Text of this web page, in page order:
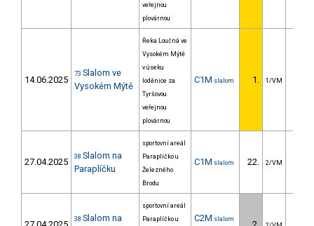
veřejnou
plovárnou
14.06.2025
73 Slalom ve
Vysokém Mýtě
Řeka Loučná ve
Vysokém Mýtě
v úseku
loděnice za
Tyršovou
veřejnou
plovárnou
C1M slalom 1. 1/VM
27.04.2025 38 Slalom na
Paraplíčku
sportovní areál
Paraplíčko u
Železného
Brodu
C1M slalom 22. 2/VM
38 Slalom na
sportovní areál
Paraplíčko u
C2M slalom